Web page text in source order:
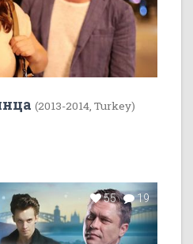
(2013-2014, Turkey)
55 19